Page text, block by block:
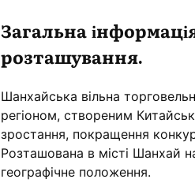
Загальна
розташування.
Шанхайська вільна
регіоном, створеним
зростання, покращення
Розташована в місті Шанхай
географічне положення.